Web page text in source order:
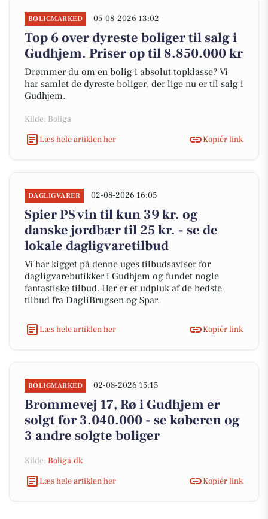
BOLIGMARKED 05-08-2026 13:02
Top 6 over dyreste boliger til salg i
Gudhjem. Priser op til 8.850.000 kr
Drømmer du om en bolig i absolut topklasse? Vi
har samlet de dyreste boliger, der lige nu er til salg i
Gudhjem.
Kilde: Boliga
Læs hele artiklen her
Kopiér link
DAGLIGVARER 02-08-2026 16:05
Spier PS vin til kun 39 kr. og
danske jordbær til 25 kr. - se de
lokale dagligvaretilbud
Vi har kigget på denne uges tilbudsaviser for
dagligvarebutikker i Gudhjem og fundet nogle
fantastiske tilbud. Her er et udpluk af de bedste
tilbud fra DagliBrugsen og Spar.
Læs hele artiklen her Kopiér link
BOLIGMARKED 02-08-2026 15:15
Brommevej 17, Rø i Gudhjem er
solgt for 3.040.000 - se køberen og
3 andre solgte boliger
Kilde: Boliga.dk
Læs hele artiklen her
Kopiér link